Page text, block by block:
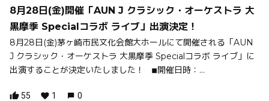
8月28日(金)開催「AUN J クラシック・オーケストラ 大
黒摩季 Specialコラボ ライブ」出演決定！
8月28日(金)茅ヶ崎市民文化会館大ホールにて開催される「AUN
J クラシック・オーケストラ 大黒摩季 Specialコラボ ライブ」に
出演することが決定いたしました！ ◾︎開催日時：...
55 1 0